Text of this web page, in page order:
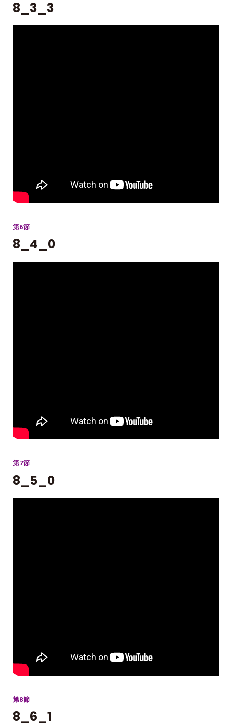
8_3_3
第6節
8_4_0
第7節
8_5_0
第8節
8_6_1